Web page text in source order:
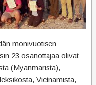
monivuotisen
23 osanottajaa olivat
(Myanmarista),
Vietnamista,